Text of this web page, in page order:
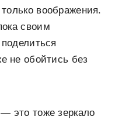
воображения.
своим
не обойтись без
это тоже зеркало